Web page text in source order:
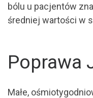
bólu u pacjentów
średniej wartości w
Poprawa
Małe,